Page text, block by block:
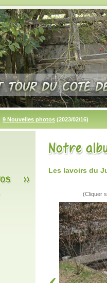
9 Nouvelles photos (2023/02/16)
Les lavoirs du
(Cliquer